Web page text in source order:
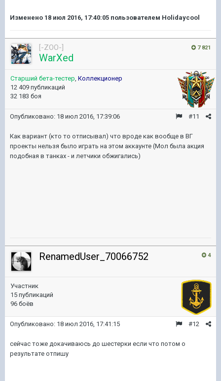
Изменено 18 июл 2016, 17:40:05 пользователем Holidaycool
7 821
[-ZOO-]
WarXed
Старший бета-тестер Коллекционер
12 409 публикаций
32 183 боя
#11
Опубликовано: 18 июл 2016, 17:39:06
Как вариант (кто то отписывал) что вроде как вообще в ВГ
проекты нельзя было играть на этом аккаунте (Мол была акция
подобная в танках - и летчики обжигались)
4
RenamedUser_70066752
Участник
15 публикаций
96 боёв
#12
Опубликовано: 18 июл 2016, 17:41:15
сейчас тоже докачиваюсь до шестерки если что потом о
результате отпишу